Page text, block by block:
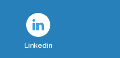
Linkedin